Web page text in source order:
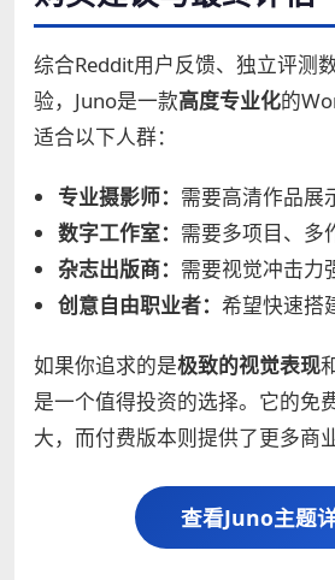
综合Reddit用户反馈、独立评测
验，Juno是一款高度专业化的
适合以下人群：
专业摄影师： 需要高清作品展
数字工作室： 需要多项目、多
杂志出版商： 需要视觉冲击力
创意自由职业者： 希望快速搭
如果你追求的是极致的视觉表现
是一个值得投资的选择。它的免
大，而付费版本则提供了更多商
查看Juno主题